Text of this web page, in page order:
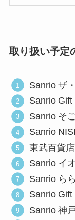
取り扱い予定
Sanrio ザ
Sanrio
Sanrio そ
Sanrio
東武百貨
Sanrio イ
Sanrio ら
Sanrio
Sanrio 神